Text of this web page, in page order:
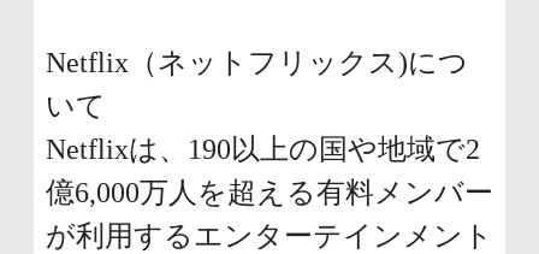
Netflix（ネットフリックス)につ
いて
Netflixは、190以上の国や地域で2
億6,000万人を超える有料メンバー
が利用するエンターテインメント